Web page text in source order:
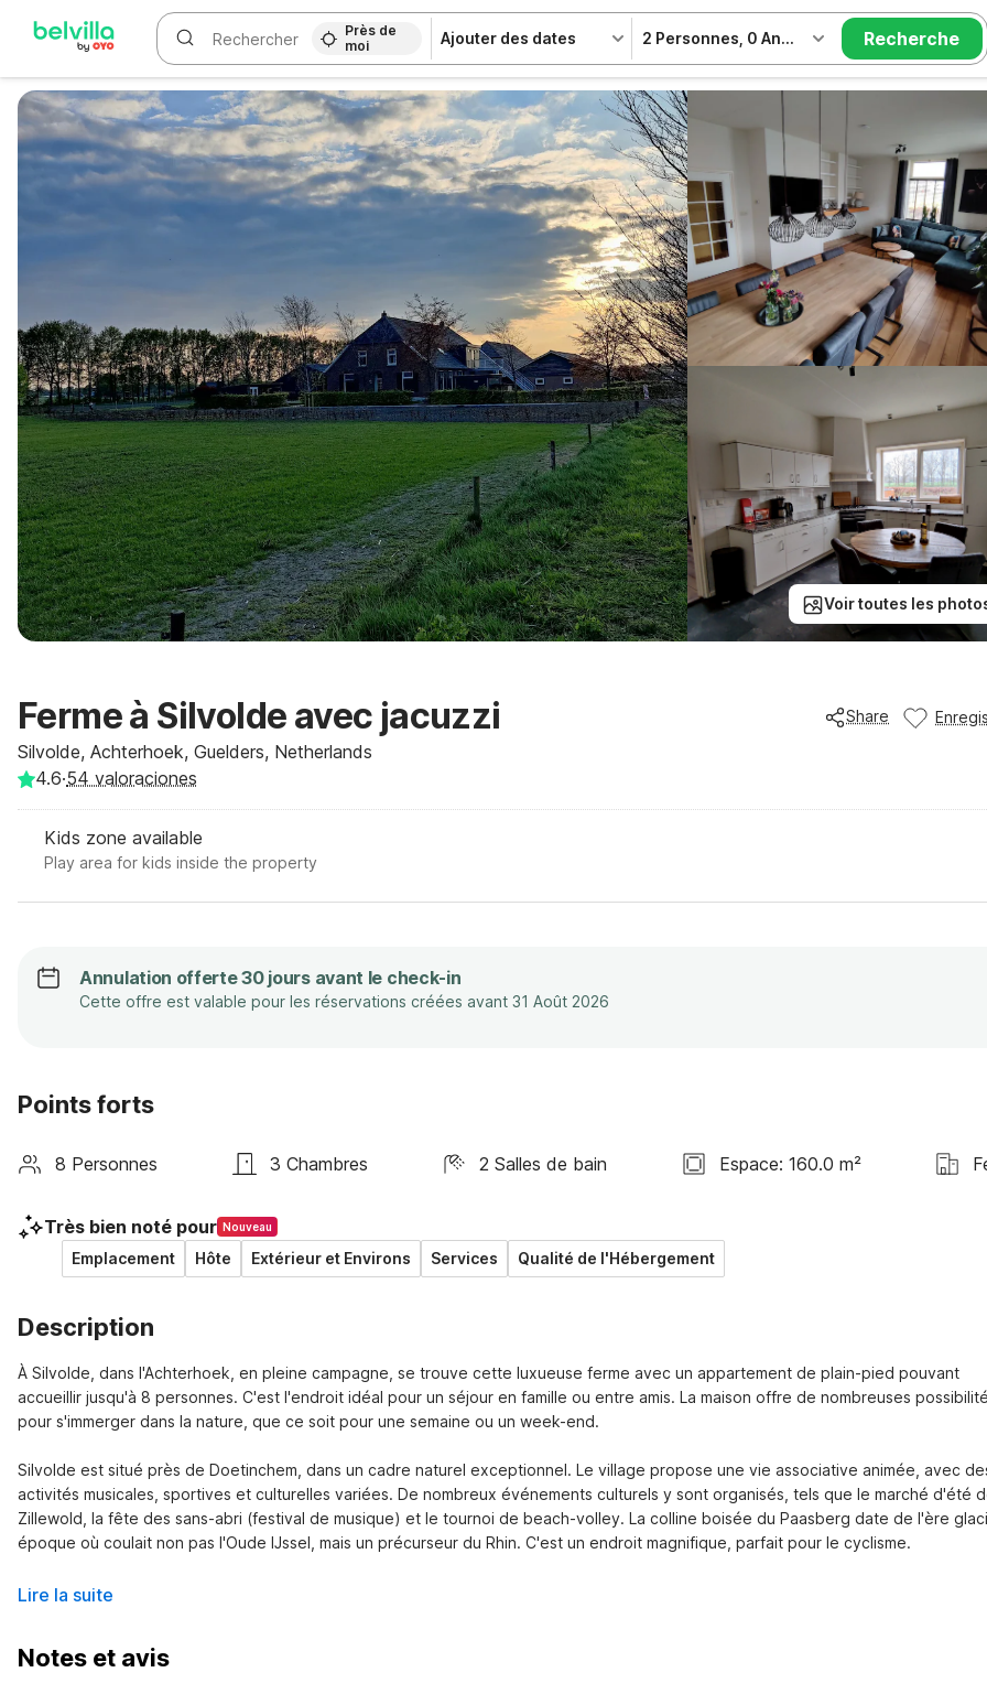
WIZARD MEMBER
Près de
moi
Ajouter des dates 2 Personnes 0 Animal Recherche
Voir toutes les
Ferme à Silvolde avec jacuzzi
Silvolde, Achterhoek, Guelders, Netherlands
Share
4.6·54 valoraciones
Kids zone available
Play area for kids inside the property
Annulation offerte 30 jours avant le check-in
Cette offre est valable pour les réservations créées avant 31 Août 2026
Points forts
8 Personnes 3 Chambres 2 Salles de bain Espace: 160.0 m²
Très bien noté pour Nouveau
Emplacement Hôte Extérieur et Environs Services Qualité de l'Hébergement
Description
À Silvolde, dans l'Achterhoek, en pleine campagne, se trouve cette luxueuse ferme avec un appartement de plain-pied pouvant
accueillir jusqu'à 8 personnes. C'est l'endroit idéal pour un séjour en famille ou entre amis. La maison offre de nombreuses
pour s'immerger dans la nature, que ce soit pour une semaine ou un week-end.
Silvolde est situé près de Doetinchem, dans un cadre naturel exceptionnel. Le village propose une vie associative animée, avec
activités musicales, sportives et culturelles variées. De nombreux événements culturels y sont organisés, tels que le marché d'été
Zillewold, la fête des sans-abri (festival de musique) et le tournoi de beach-volley. La colline boisée du Paasberg date de l'ère
époque où coulait non pas l'Oude IJssel, mais un précurseur du Rhin. C'est un endroit magnifique, parfait pour le cyclisme.
Lire la suite
Notes et avis